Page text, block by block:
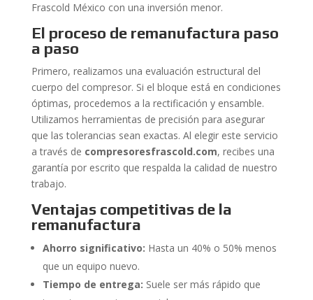
Frascold México con una inversión menor.
El proceso de remanufactura paso
a paso
Primero, realizamos una evaluación estructural del
cuerpo del compresor. Si el bloque está en condiciones
óptimas, procedemos a la rectificación y ensamble.
Utilizamos herramientas de precisión para asegurar
que las tolerancias sean exactas. Al elegir este servicio
a través de compresoresfrascold.com, recibes una
garantía por escrito que respalda la calidad de nuestro
trabajo.
Ventajas competitivas de la
remanufactura
Ahorro significativo: Hasta un 40% o 50% menos
que un equipo nuevo.
Tiempo de entrega: Suele ser más rápido que